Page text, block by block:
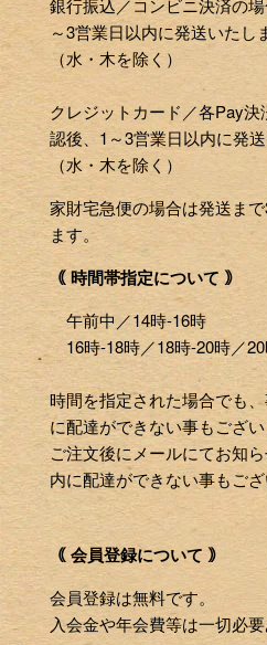
銀行振込／コンビニ決済の
～3営業日以内に発送いたし
（水・木を除く）
クレジットカード／各Pay
認後、1～3営業日以内に発送
（水・木を除く）
家財宅急便の場合は発送ま
ます。
｟ 時間帯指定について ｠
午前中／14時-16時
16時-18時／18時-20時／20
時間を指定された場合でも
に配達ができない事もござい
ご注文後にメールにてお知
内に配達ができない事もござ
｟ 会員登録について ｠
会員登録は無料です。
入会金や年会費等は一切必要